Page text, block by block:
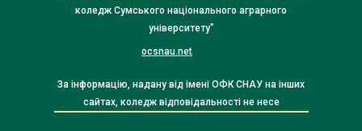
коледж Сумського національного аграрного
університету"
ocsnau.net
За інформацію, надану від імені ОФК СНАУ на інших
сайтах, коледж відповідальності не несе